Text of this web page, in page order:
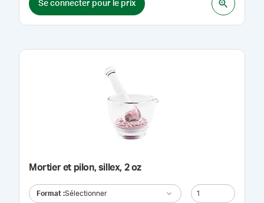
Se connecter pour le prix
Mortier et pilon, sillex, 2 oz
Format :Sélectionner